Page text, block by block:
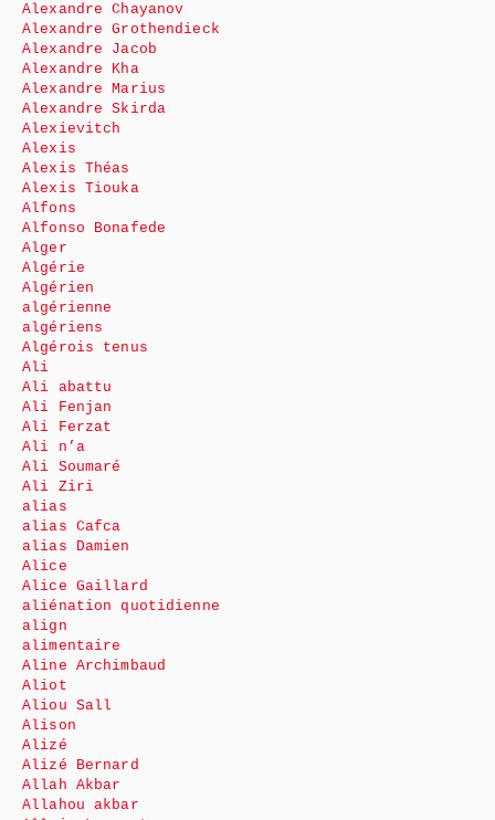
Alexandre Chayanov
Alexandre Grothendieck
Alexandre Jacob
Alexandre Kha
Alexandre Marius
Alexandre Skirda
Alexievitch
Alexis
Alexis Théas
Alexis Tiouka
Alfons
Alfonso Bonafede
Alger
Algérie
Algérien
algérienne
algériens
Algérois tenus
Ali
Ali abattu
Ali Fenjan
Ali Ferzat
Ali n’a
Ali Soumaré
Ali Ziri
alias
alias Cafca
alias Damien
Alice
Alice Gaillard
aliénation quotidienne
align
alimentaire
Aline Archimbaud
Aliot
Aliou Sall
Alison
Alizé
Alizé Bernard
Allah Akbar
Allahou akbar